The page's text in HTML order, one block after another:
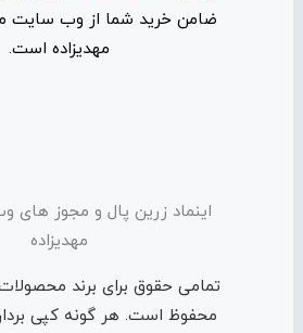
ضامن خرید شما از وب سایت
مهدیزاده است.
اینماد زرین پال و مجوز های
مهدیزاده
تمامی حقوق برای برند
محفوظ است. هر گونه کپی